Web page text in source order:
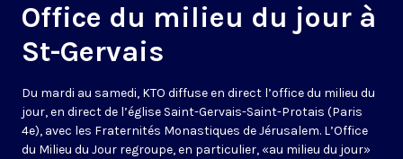
Office du milieu du jour à
St-Gervais
Du mardi au samedi, KTO diffuse en direct l’office du milieu du
jour, en direct de l’église Saint-Gervais-Saint-Protais (Paris
4e), avec les Fraternités Monastiques de Jérusalem. L’Office
du Milieu du Jour regroupe, en particulier, «au milieu du jour»